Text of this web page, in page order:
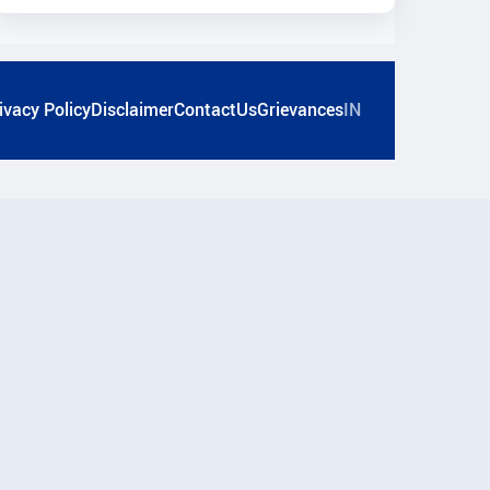
PolicyDisclaimerContactUsGrievancesIN